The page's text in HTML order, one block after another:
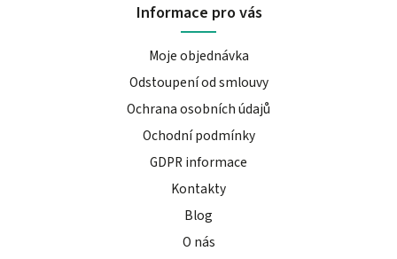
Informace pro vás
Moje objednávka
Odstoupení od smlouvy
Ochrana osobních údajů
Ochodní podmínky
GDPR informace
Kontakty
Blog
O nás